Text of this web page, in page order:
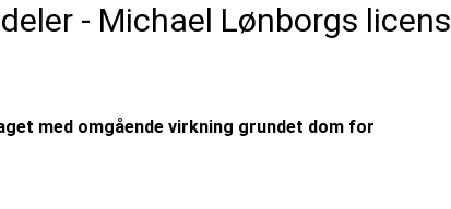
- Michael Lønborgs licens
med omgående virkning grundet dom for